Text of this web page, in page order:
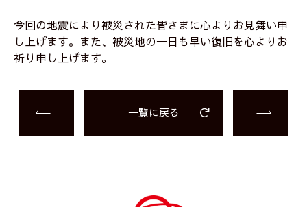
今回の地震により被災された皆さまに心よりお見舞い申
し上げます。また、被災地の一日も早い復旧を心よりお
祈り申し上げます。
一覧に戻る